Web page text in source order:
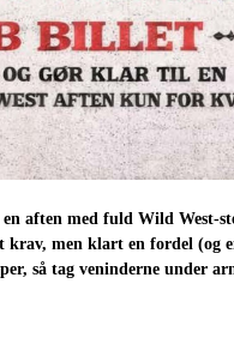
aften med fuld Wild West-
men klart en fordel (og
så tag veninderne under